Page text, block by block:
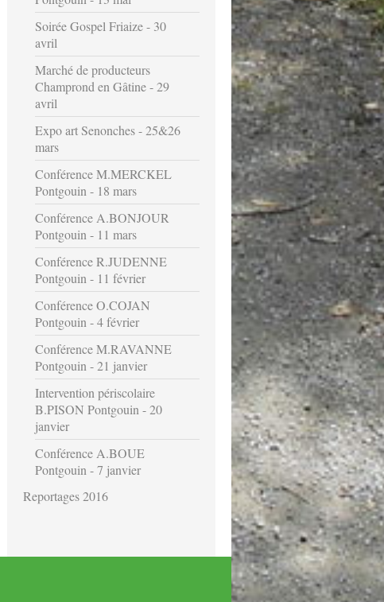
Soirée Gospel Friaize - 30
avril
Marché de producteurs
Champrond en Gâtine - 29
avril
Expo art Senonches - 25&26
mars
Conférence M.MERCKEL
Pontgouin - 18 mars
Conférence A.BONJOUR
Pontgouin - 11 mars
Conférence R.JUDENNE
Pontgouin - 11 février
Conférence O.COJAN
Pontgouin - 4 février
Conférence M.RAVANNE
Pontgouin - 21 janvier
Intervention périscolaire
B.PISON Pontgouin - 20
janvier
Conférence A.BOUE
Pontgouin - 7 janvier
Reportages 2016